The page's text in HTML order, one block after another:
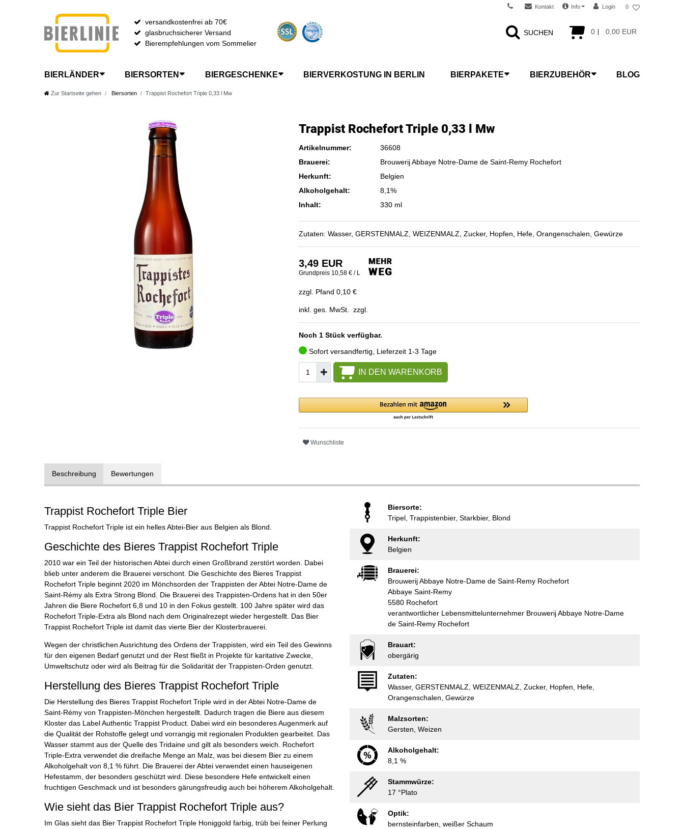
Kontakt Info Login 0
0 0,00 EUR
versandkostenfrei ab 70€
glasbruchsicherer Versand
Bierempfehlungen vom Sommelier
SUCHEN
BIERLÄNDER BIERSORTEN BIERGESCHENKE BIERVERKOSTUNG IN BERLIN BIERPAKETE BIERZUBEHÖR BLOG
Zur Startseite gehen Biersorten Trappist Rochefort Triple 0,33 l Mw
Trappist Rochefort Triple 0,33 l Mw
Artikelnummer:
36608
Brauerei:
Brouwerij Abbaye Notre-Dame de Saint-Remy Rochefort
Herkunft:
Belgien
Alkoholgehalt:
8,1%
Inhalt:
330 ml
Zutaten: Wasser, GERSTENMALZ, WEIZENMALZ, Zucker, Hopfen, Hefe, Orangenschalen, Gewürze
3,49 EUR
Grundpreis 10,58 € / L
zzgl. Pfand 0,10 €
inkl. ges. MwSt. zzgl.
Noch 1 Stück verfügbar.
Sofort versandfertig, Lieferzeit 1-3 Tage
IN DEN WARENKORB
Wunschliste
Beschreibung Bewertungen
Trappist Rochefort Triple Bier
Trappist Rochefort Triple ist ein helles Abtei-Bier aus Belgien als Blond.
Geschichte des Bieres Trappist Rochefort Triple
2010 war ein Teil der historischen Abtei durch einen Großbrand zerstört worden. Dabei
blieb unter anderem die Brauerei verschont. Die Geschichte des Bieres Trappist
Rochefort Triple beginnt 2020 im Mönchsorden der Trappisten der Abtei Notre-Dame de
Saint-Rémy als Extra Strong Blond. Die Brauerei des Trappisten-Ordens hat in den 50er
Jahren die Biere Rochefort 6,8 und 10 in den Fokus gestellt. 100 Jahre später wird das
Rochefort Triple-Extra als Blond nach dem Originalrezept wieder hergestellt. Das Bier
Trappist Rochefort Triple ist damit das vierte Bier der Klosterbrauerei.
Wegen der christlichen Ausrichtung des Ordens der Trappisten, wird ein Teil des Gewinns
für den eigenen Bedarf genutzt und der Rest fließt in Projekte für karitative Zwecke,
Umweltschutz oder wird als Beitrag für die Solidarität der Trappisten-Orden genutzt.
Herstellung des Bieres Trappist Rochefort Triple
Die Herstellung des Bieres Trappist Rochefort Triple wird in der Abtei Notre-Dame de
Saint-Rémy von Trappisten-Mönchen hergestellt. Dadurch tragen die Biere aus diesem
Kloster das Label Authentic Trappist Product. Dabei wird ein besonderes Augenmerk auf
die Qualität der Rohstoffe gelegt und vorrangig mit regionalen Produkten gearbeitet. Das
Wasser stammt aus der Quelle des Tridaine und gilt als besonders weich. Rochefort
Triple-Extra verwendet die dreifache Menge an Malz, was bei diesem Bier zu einem
Alkoholgehalt von 8,1 % führt. Die Brauerei der Abtei verwendet einen hauseigenen
Hefestamm, der besonders geschützt wird. Diese besondere Hefe entwickelt einen
fruchtigen Geschmack und ist besonders gärungsfreudig auch bei höherem Alkoholgehalt.
Wie sieht das Bier Trappist Rochefort Triple aus?
Im Glas sieht das Bier Trappist Rochefort Triple Honiggold farbig, trüb bei feiner Perlung
Biersorte:
Tripel, Trappistenbier, Starkbier, Blond
Herkunft:
Belgien
Brauerei:
Brouwerij Abbaye Notre-Dame de Saint-Remy Rochefort
Abbaye Saint-Remy
5580 Rochefort
verantwortlicher Lebensmittelunternehmer Brouwerij Abbaye Notre-Dame
de Saint-Remy Rochefort
Brauart:
obergärig
Zutaten:
Wasser, GERSTENMALZ, WEIZENMALZ, Zucker, Hopfen, Hefe,
Orangenschalen, Gewürze
Malzsorten:
Gersten, Weizen
Alkoholgehalt:
8,1 %
Stammwürze:
17 °Plato
Optik:
bernsteinfarben, weißer Schaum